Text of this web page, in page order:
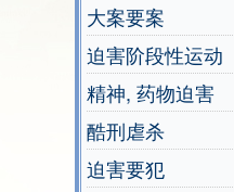
大案要案
迫害阶段性运动
精神, 药物迫害
酷刑虐杀
迫害要犯